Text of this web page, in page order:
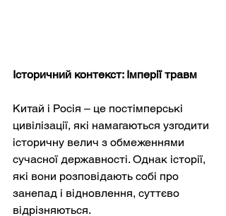
Історичний контекст: Імперії травм
Китай і Росія – це постімперські
цивілізації, які намагаються узгодити
історичну велич з обмеженнями
сучасної державності. Однак історії,
які вони розповідають собі про
занепад і відновлення, суттєво
відрізняються.